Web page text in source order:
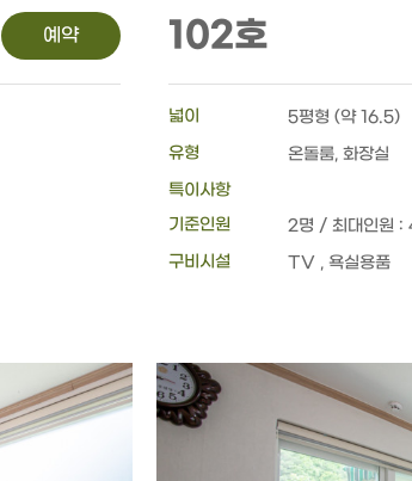
예약 102호
넓이
5평형 (약 16.5)
유형
온돌룸, 화장실
특이사항
기준인원
2명 / 최대인원 :
구비시설